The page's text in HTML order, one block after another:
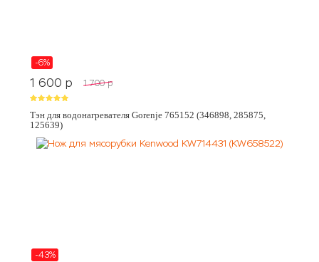
-6%
1 600 p 1 700 p
Тэн для водонагревателя Gorenje 765152 (346898, 285875,
125639)
-43%